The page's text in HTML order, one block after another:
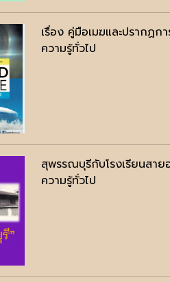
เรื่อง คู่มือเมฆและปรากฏ
ความรู้ทั่วไป
สุพรรณบุรีกับโรงเรียนสา
ความรู้ทั่วไป